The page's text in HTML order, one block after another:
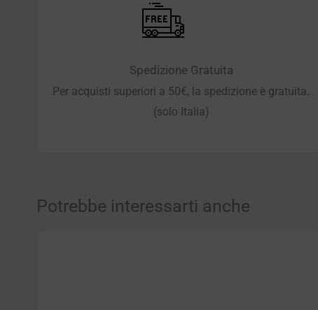
Spedizione Gratuita
Per acquisti superiori a 50€, la spedizione è gratuita.
(solo Italia)
Potrebbe interessarti anche